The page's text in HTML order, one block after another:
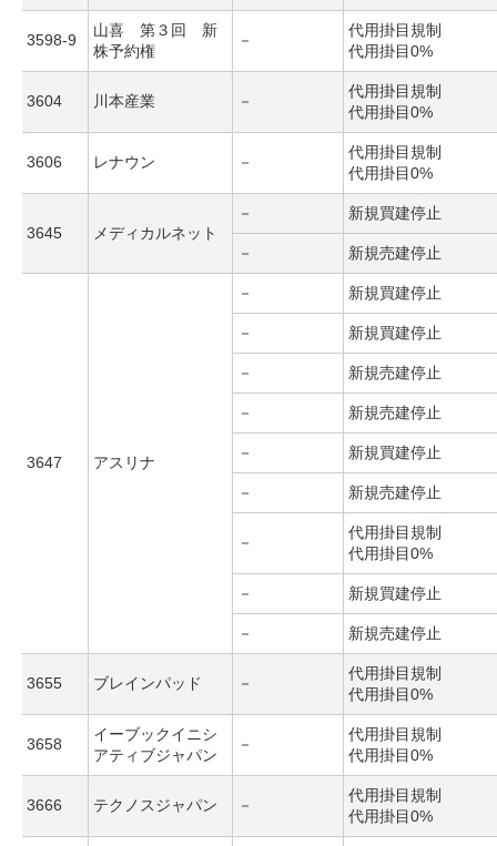
3598-9
山喜 第３回 新
株予約権
－
代用掛目規制
代用掛目0%
3604 川本産業 －
代用掛目規制
代用掛目0%
3606 レナウン －
代用掛目規制
代用掛目0%
3645 メディカルネット
－ 新規買建停止
－ 新規売建停止
3647 アスリナ
－ 新規買建停止
－ 新規買建停止
－ 新規売建停止
－ 新規売建停止
－ 新規買建停止
－ 新規売建停止
－
代用掛目規制
代用掛目0%
－ 新規買建停止
－ 新規売建停止
3655 ブレインパッド －
代用掛目規制
代用掛目0%
3658
イーブックイニシ
アティブジャパン
－
代用掛目規制
代用掛目0%
3666 テクノスジャパン －
代用掛目規制
代用掛目0%